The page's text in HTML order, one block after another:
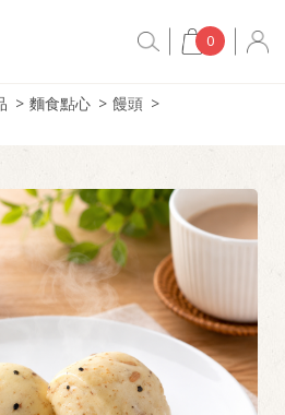
0
麵食點心
饅頭